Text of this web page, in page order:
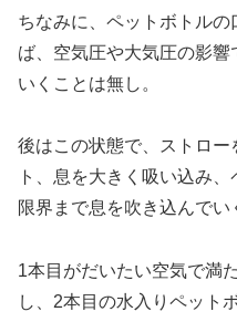
ちなみに、ペットボトル
ば、空気圧や大気圧の影
いくことは無し。
後はこの状態で、ストロ
ト、息を大きく吸い込み
限界まで息を吹き込んでい
1本目がだいたい空気で満
し、2本目の水入りペット